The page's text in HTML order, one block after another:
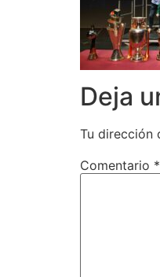
Deja
Tu dirección
Comentario *